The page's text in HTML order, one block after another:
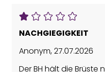
NACHGIEGIGKEIT
Anonym,27.07.2026
Der BH hält die Brüste